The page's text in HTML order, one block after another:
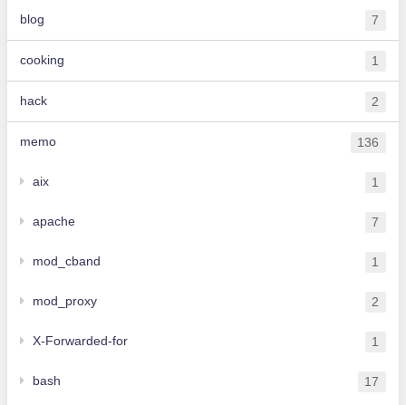
blog 7
cooking 1
hack 2
memo 136
aix 1
apache 7
mod_cband 1
mod_proxy 2
X-Forwarded-for 1
bash 17